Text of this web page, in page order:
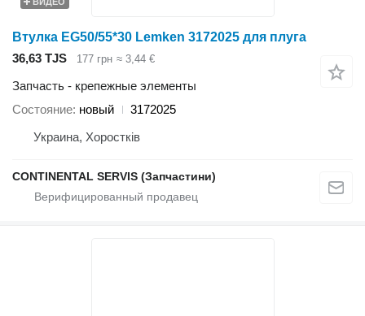
Втулка EG50/55*30 Lemken 3172025 для плуга
36,63 TJS
177 грн ≈ 3,44 €
Запчасть - крепежные элементы
Состояние новый
3172025
Украина, Хоростків
CONTINENTAL SERVIS (Запчастини)